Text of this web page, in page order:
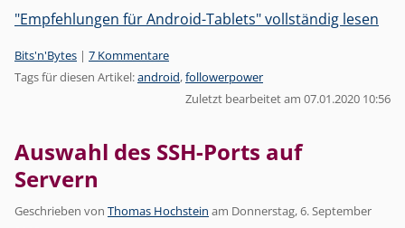
"Empfehlungen für Android-Tablets" vollständig lesen
Kategorien:
Bits'n'Bytes | 7 Kommentare
Tags für diesen Artikel:android,followerpower
Zuletzt bearbeitet am 07.01.2020 10:56
Auswahl des SSH-Ports auf
Servern
Geschrieben von Thomas Hochstein am Donnerstag, 6. September